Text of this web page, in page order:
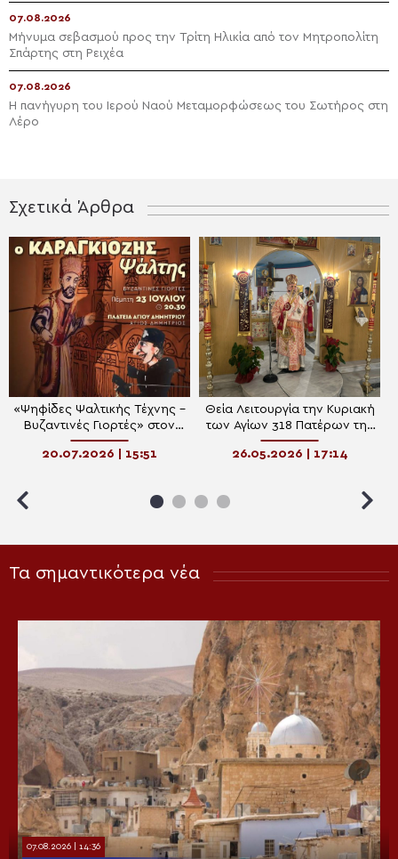
07.08.2026
Μήνυμα σεβασμού προς την Τρίτη Ηλικία από τον Μητροπολίτη
Σπάρτης στη Ρειχέα
07.08.2026
Η πανήγυρη του Ιερού Ναού Μεταμορφώσεως του Σωτήρος στη
Λέρο
Σχετικά Άρθρα
«Ψηφίδες Ψαλτικής Τέχνης –
Βυζαντινές Γιορτές» στον
Άγιο Δημήτριο Αττικής
20.07.2026 | 15:51
Θεία Λειτουργία την Κυριακή
των Αγίων 318 Πατέρων της
Α΄ Οικουμενικής Συνόδου
στον Καρέα
26.05.2026 | 17:14
Τα σημαντικότερα νέα
07.08.2026 | 14:36